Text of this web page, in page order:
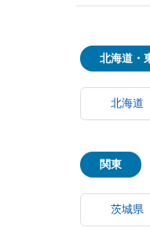
北海道・
北海道
関東
茨城県